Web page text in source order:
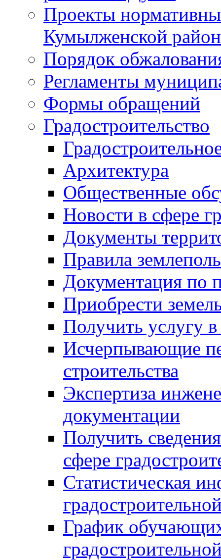
Проекты
Кумылженской
Порядок
Регламенты
Формы обращений
Градостроительство
Архитектура
Общественные
Новости в сфере
Документы
Правила
Документация по
Приобрести
Получить услугу в
Исчерпывающие
строительства
Экспертиза
документации
Получить
сфере
Статистическая
График